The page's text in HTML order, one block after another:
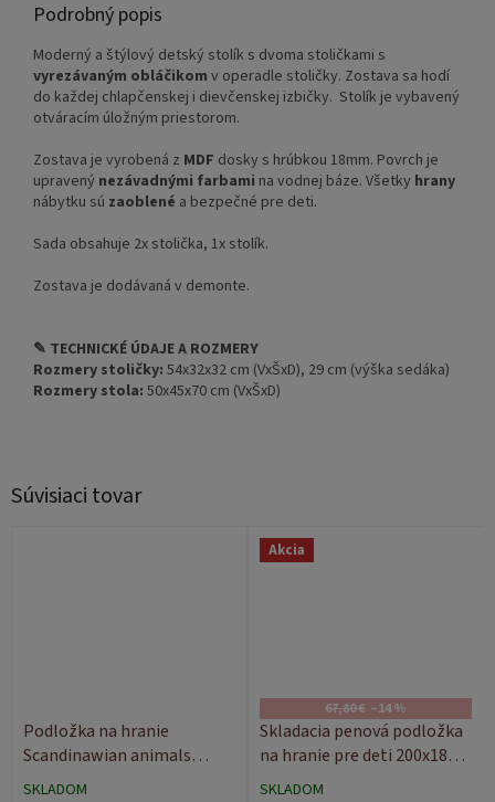
Súvisiaci tovar
Podložka na hranie
Scandinawian animals
200x180
SKLADOM
Akcia
67,80 € –14 %
Skladacia penová podložka
na hranie pre deti 200x180
BeFriend
SKLADOM
Podrobný popis
Moderný a štýlový detský stolík s dvoma stoličkami s
vyrezávaným obláčikom v operadle stoličky. Zostava sa hodí
do každej chlapčenskej i dievčenskej izbičky. Stolík je vybavený
otváracím úložným priestorom.
Zostava je vyrobená z MDF dosky s hrúbkou 18mm. Povrch je
upravený nezávadnými farbami na vodnej báze. Všetky hrany
nábytku sú zaoblené a bezpečné pre deti.
Sada obsahuje 2x stolička, 1x stolík.
Zostava je dodávaná v demonte.
✎ TECHNICKÉ ÚDAJE A ROZMERY
Rozmery stoličky: 54x32x32 cm (VxŠxD), 29 cm (výška sedáka)
Rozmery stola: 50x45x70 cm (VxŠxD)